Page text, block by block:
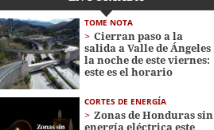
TOME NOTA
Cierran paso a la
salida a Valle de Ángeles
la noche de este viernes:
este es el horario
CORTES DE ENERGÍA
Zonas de Honduras sin
energía eléctrica este